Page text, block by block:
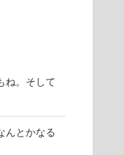
ね。そして
んとかなる